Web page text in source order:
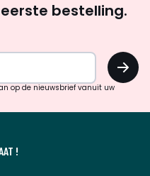
eerste bestelling.
OK
op de nieuwsbrief vanuit uw
!